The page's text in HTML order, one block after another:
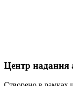
Центр надання